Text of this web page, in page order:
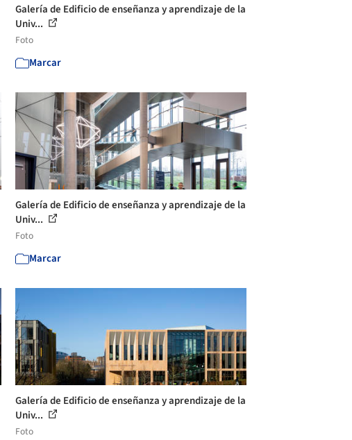
Galería de Edificio de enseñanza y aprendizaje de la
Univ...
Foto
Marcar
Galería de Edificio de enseñanza y aprendizaje de la
Univ...
Foto
Marcar
Galería de Edificio de enseñanza y aprendizaje de la
Univ...
Foto